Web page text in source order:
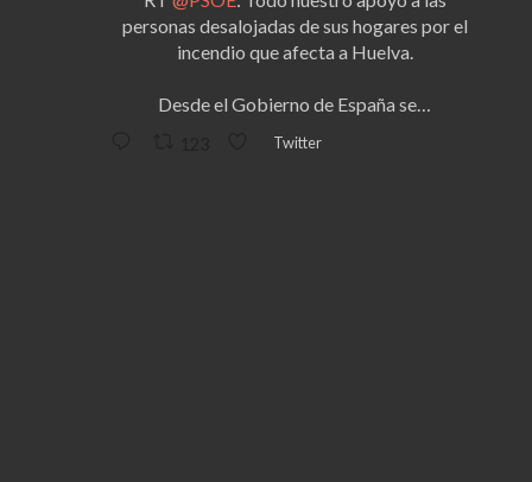
personas desalojadas de sus hogares por el
incendio que afecta a Huelva.
Desde el Gobierno de España se…
Twitter